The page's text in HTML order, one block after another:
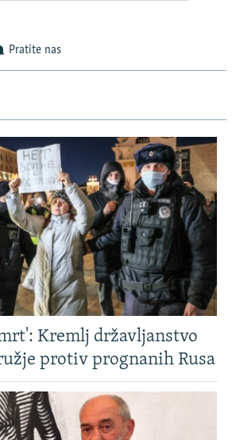
Pratite nas
Kremlj državljanstvo
protiv prognanih Rusa